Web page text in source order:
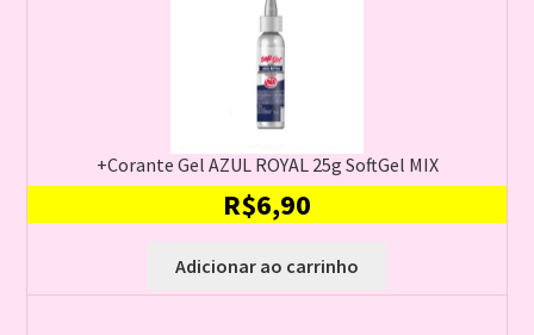
+Corante Gel AZUL ROYAL 25g SoftGel MIX
R$6,90
Adicionar ao carrinho